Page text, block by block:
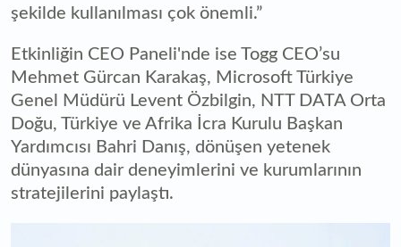
şekilde kullanılması çok önemli.”
Etkinliğin CEO Paneli'nde ise Togg CEO’su
Mehmet Gürcan Karakaş, Microsoft Türkiye
Genel Müdürü Levent Özbilgin, NTT DATA Orta
Doğu, Türkiye ve Afrika İcra Kurulu Başkan
Yardımcısı Bahri Danış, dönüşen yetenek
dünyasına dair deneyimlerini ve kurumlarının
stratejilerini paylaştı.